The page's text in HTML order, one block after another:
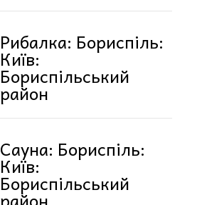
Рибалка: Бориспіль:
Київ:
Бориспільський
район
Сауна: Бориспіль:
Київ:
Бориспільський